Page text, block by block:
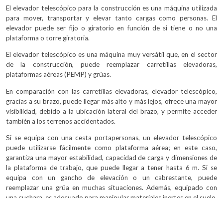
El elevador telescópico para la construcción es una máquina utilizada
para mover, transportar y elevar tanto cargas como personas. El
elevador puede ser fijo o giratorio en función de si tiene o no una
plataforma o torre giratoria.
El elevador telescópico es una máquina muy versátil que, en el sector
de la construcción, puede reemplazar carretillas elevadoras,
plataformas aéreas (PEMP) y grúas.
En comparación con las carretillas elevadoras, elevador telescópico,
gracias a su brazo, puede llegar más alto y más lejos, ofrece una mayor
visibilidad, debido a la ubicación lateral del brazo, y permite acceder
también a los terrenos accidentados.
Si se equipa con una cesta portapersonas, un elevador telescópico
puede utilizarse fácilmente como plataforma aérea; en este caso,
garantiza una mayor estabilidad, capacidad de carga y dimensiones de
la plataforma de trabajo, que puede llegar a tener hasta 6 m. Si se
equipa con un gancho de elevación o un cabrestante, puede
reemplazar una grúa en muchas situaciones. Además, equipado con